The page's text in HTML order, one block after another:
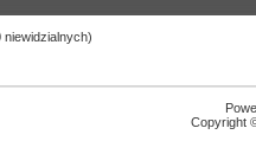
niewidzialnych)
Copyright